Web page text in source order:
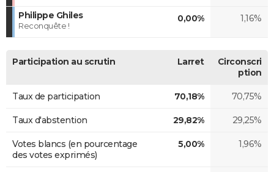
Philippe Ghiles
Reconquête !
0,00% 1,16%
Participation au scrutin Larret
Circonscri
ption
Taux de participation 70,18% 70,75%
Taux d'abstention 29,82% 29,25%
Votes blancs (en pourcentage
des votes exprimés)
5,00% 1,96%